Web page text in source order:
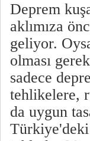
Deprem
aklımıza
geliyor.
olması
sadece
tehlikelere,
da uygun
Türkiye'deki